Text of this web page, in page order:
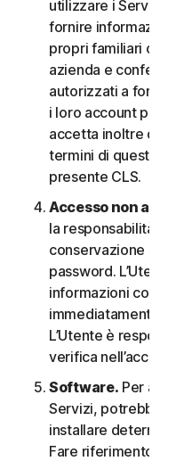
utilizzare i Servizi. In
fornire informazioni
propri familiari o i
azienda e
autorizzati a fornire
i loro account per loro
accetta inoltre di
termini di questo CLS
presente CLS.
Accesso non
la responsabilità
conservazione sicura
password. L’Utente
informazioni con altri
immediatamente
L’Utente è
verifica nell’account.
Software. Per
Servizi, potrebbe
installare determinati
Fare riferimento alla